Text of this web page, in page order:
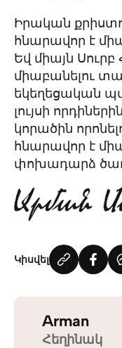
Իրական
հնարավոր է
Եվ միայն Սուրբ
միաբանելու
եկեղեցական
լույսի
կորածին
հնարավոր է
փոխադարձ
Կիսվել
Arman
Հեղինակ